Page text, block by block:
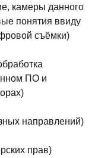
камеры данного
понятия ввиду
съёмки)
ПО и
направлений)
прав)